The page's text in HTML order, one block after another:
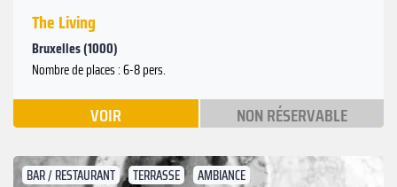
The Living
Bruxelles (1000)
Nombre de places : 6-8 pers.
VOIR NON RÉSERVABLE
BAR / RESTAURANT TERRASSE AMBIANCE